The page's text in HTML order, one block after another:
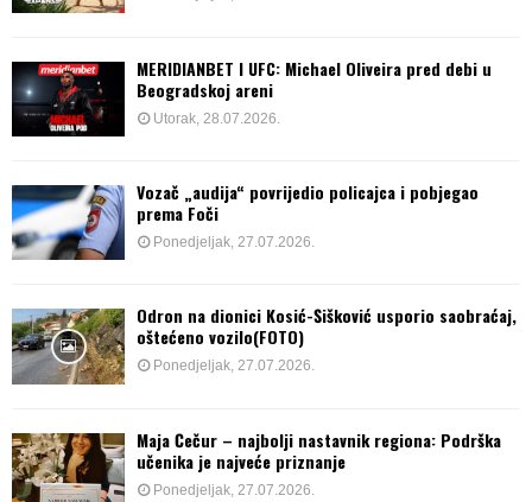
MERIDIANBET I UFC: Michael Oliveira pred debi u
Beogradskoj areni
Utorak, 28.07.2026.
Vozač „audija“ povrijedio policajca i pobjegao
prema Foči
Ponedjeljak, 27.07.2026.
Odron na dionici Kosić-Šišković usporio saobraćaj,
oštećeno vozilo(FOTO)
Ponedjeljak, 27.07.2026.
Maja Čečur – najbolji nastavnik regiona: Podrška
učenika je najveće priznanje
Ponedjeljak, 27.07.2026.